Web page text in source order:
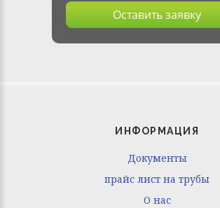
Оставить заявку
ИНФОРМАЦИЯ
Документы
прайс лист на трубы
O нас